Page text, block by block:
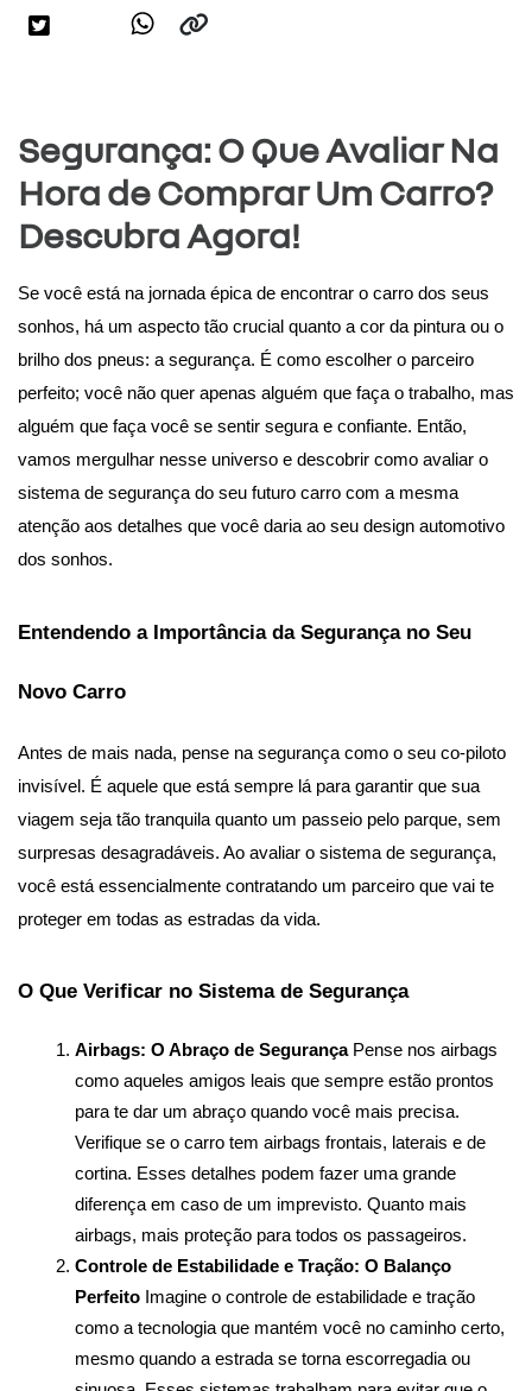
Segurança: O Que Avaliar Na
Hora de Comprar Um Carro?
Descubra Agora!
Se você está na jornada épica de encontrar o carro dos seus
sonhos, há um aspecto tão crucial quanto a cor da pintura ou o
brilho dos pneus: a segurança. É como escolher o parceiro
perfeito; você não quer apenas alguém que faça o trabalho, mas
alguém que faça você se sentir segura e confiante. Então,
vamos mergulhar nesse universo e descobrir como avaliar o
sistema de segurança do seu futuro carro com a mesma
atenção aos detalhes que você daria ao seu design automotivo
dos sonhos.
Entendendo a Importância da Segurança no Seu
Novo Carro
Antes de mais nada, pense na segurança como o seu co-piloto
invisível. É aquele que está sempre lá para garantir que sua
viagem seja tão tranquila quanto um passeio pelo parque, sem
surpresas desagradáveis. Ao avaliar o sistema de segurança,
você está essencialmente contratando um parceiro que vai te
proteger em todas as estradas da vida.
O Que Verificar no Sistema de Segurança
Airbags: O Abraço de Segurança Pense nos airbags
como aqueles amigos leais que sempre estão prontos
para te dar um abraço quando você mais precisa.
Verifique se o carro tem airbags frontais, laterais e de
cortina. Esses detalhes podem fazer uma grande
diferença em caso de um imprevisto. Quanto mais
airbags, mais proteção para todos os passageiros.
Controle de Estabilidade e Tração: O Balanço
Perfeito Imagine o controle de estabilidade e tração
como a tecnologia que mantém você no caminho certo,
mesmo quando a estrada se torna escorregadia ou